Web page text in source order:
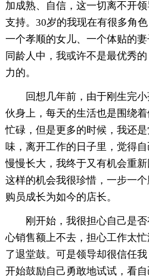
加成熟、自信，这一切离不开
支持。30岁的我现在有很多角
一个孝顺的女儿、一个体贴的
同龄人中，我或许不是最优秀
力的。
回想几年前，由于刚生完
伙身上，每天的生活也是围绕
忙碌，但是更多的时候，我还
味，离开工作的日子里，觉得
慢慢长大，我终于又有机会重新
这样的机会我很珍惜，一步一
购员成长为如今的店长。
刚开始，我很担心自己是
心销售额上不去，担心工作太
了退堂鼓。可是领导却很信任
开始鼓励自己勇敢地试试，看自